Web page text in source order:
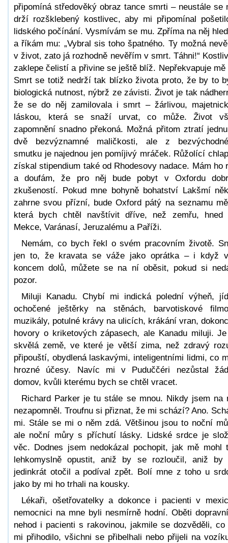
připomíná středověký obraz tance smrti – neustále se
drží rozšklebený kostlivec, aby mi připomínal
lidského počínání. Vysmívám se mu. Zpříma na něj
a říkám mu: „Vybral sis toho špatného. Ty možná
v život, zato já rozhodně nevěřím v smrt. Táhni!“
zaklepe čelistí a přivine se ještě blíž. Nepřekvapuje mě
Smrt se totiž nedrží tak blízko života proto, že by to
biologická nutnost, nýbrž ze závisti. Život je tak
že se do něj zamilovala i smrt – žárlivou,
láskou, která se snaží urvat, co může. Život
zapomnění snadno překoná. Možná přitom ztratí
dvě bezvýznamné maličkosti, ale z
smutku je najednou jen pomíjivý mráček. Růžolící
získal stipendium také od Rhodesovy nadace. Mám ho
a doufám, že pro něj bude pobyt v Oxfordu
zkušeností. Pokud mne bohyně bohatství Lakšmí
zahrne svou přízní, bude Oxford pátý na seznamu
která bych chtěl navštívit dříve, než zemřu, hned
Mekce, Varánasí, Jeruzalému a Paříži.
Nemám, co bych řekl o svém pracovním životě.
jen to, že kravata se váže jako oprátka – i když
koncem dolů, můžete se na ní oběsit, pokud si
pozor.
Miluji Kanadu. Chybí mi indická polední výheň,
ochočené ještěrky na stěnách, barvotiskové
muzikály, potulné krávy na ulicích, krákání vran,
hovory o kriketových zápasech, ale Kanadu miluji.
skvělá země, ve které je větší zima, než zdravý
připouští, obydlená laskavými, inteligentními lidmi, co
hrozné účesy. Navíc mi v Puduččéri nezůstal
domov, kvůli kterému bych se chtěl vracet.
Richard Parker je tu stále se mnou. Nikdy jsem na
nezapomněl. Troufnu si přiznat, že mi schází? Ano.
mi. Stále se mi o něm zdá. Většinou jsou to noční
ale noční můry s příchutí lásky. Lidské srdce je
věc. Dodnes jsem nedokázal pochopit, jak mě mohl
lehkomyslně opustit, aniž by se rozloučil, aniž by
jedinkrát otočil a podíval zpět. Bolí mne z toho u
jako by mi ho trhali na kousky.
Lékaři, ošetřovatelky a dokonce i pacienti v
nemocnici na mne byli nesmírně hodní. Oběti
nehod i pacienti s rakovinou, jakmile se dozvěděli, co
mi přihodilo, všichni se přibelhali nebo přijeli na